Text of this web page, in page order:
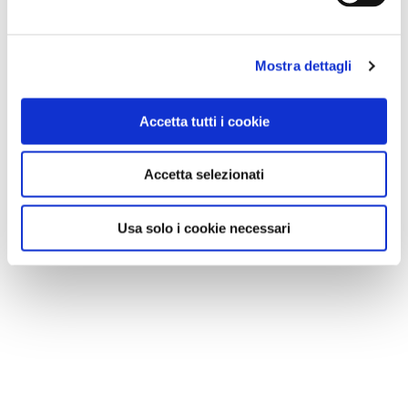
Mostra dettagli
Accetta tutti i cookie
Accetta selezionati
Usa solo i cookie necessari
VEDI SU